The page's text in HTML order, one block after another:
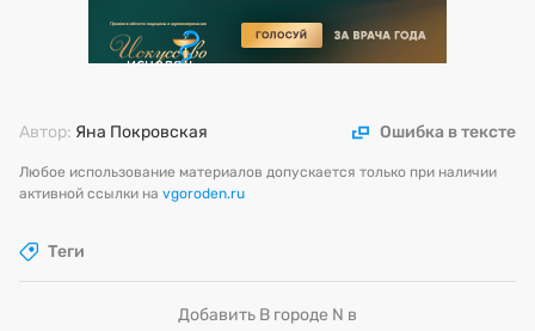
Автор: Яна Покровская Ошибка в тексте
Любое использование материалов допускается только при наличии
активной ссылки на vgoroden.ru
Теги
Добавить В городе N в